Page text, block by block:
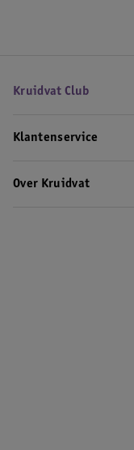
Kruidvat Club
Klantenservice
Over Kruidvat